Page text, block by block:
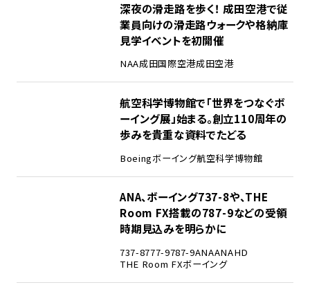
深夜の滑走路を歩く！ 成田空港で従
業員向けの滑走路ウォークや格納庫
見学イベントを初開催
NAA成田国際空港成田空港
航空科学博物館で「世界をつなぐボ
ーイング展」始まる。創立110周年の
歩みを貴重な資料でたどる
Boeingボーイング航空科学博物館
ANA、ボーイング737-8や、THE
Room FX搭載の787-9などの受領
時期見込みを明らかに
737-8777-9787-9ANAANAHD
THE Room FXボーイング